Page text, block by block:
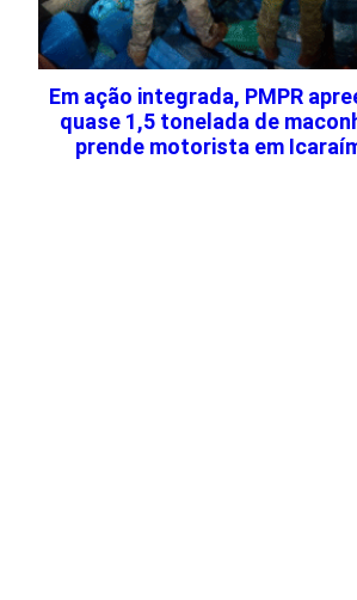
Em ação integrada, PMPR
quase 1,5 tonelada de
prende motorista em